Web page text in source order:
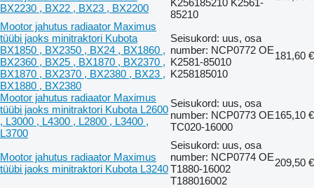
BX2230 , BX22 , BX23 , BX2200
85210
Mootor jahutus radiaator Maximus
tüübi jaoks minitraktori Kubota
BX1850 , BX2350 , BX24 , BX1860 ,
BX2360 , BX25 , BX1870 , BX2370 ,
BX1870 , BX2370 , BX2380 , BX23 ,
BX1880 , BX2380
Seisukord: uus, osa
number: NCP0772 OE
K2581-85010
K258185010
181,60 €
Mootor jahutus radiaator Maximus
tüübi jaoks minitraktori Kubota L2600
, L3000 , L4300 , L2800 , L3400 ,
L3700
Seisukord: uus, osa
number: NCP0773 OE
TC020-16000
165,10 €
Mootor jahutus radiaator Maximus
tüübi jaoks minitraktori Kubota L3240
Seisukord: uus, osa
number: NCP0774 OE
T1880-16002
T188016002
209,50 €